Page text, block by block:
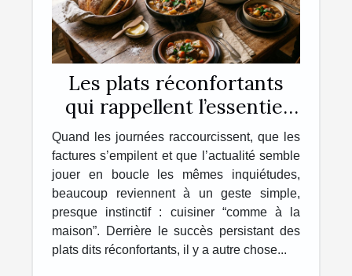
Les plats réconfortants
qui rappellent l’essentiel
chez soi
Quand les journées raccourcissent, que les
factures s’empilent et que l’actualité semble
jouer en boucle les mêmes inquiétudes,
beaucoup reviennent à un geste simple,
presque instinctif : cuisiner “comme à la
maison”. Derrière le succès persistant des
plats dits réconfortants, il y a autre chose...